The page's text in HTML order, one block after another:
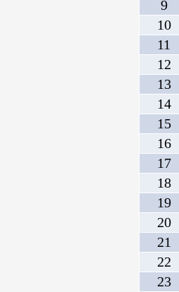
9
10
11
12
13
14
15
16
17
18
19
20
21
22
23